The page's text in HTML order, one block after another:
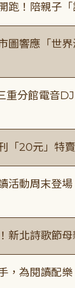
跑！陪親子「
圖響應「世
重分館電音
「20元」特
活動周末登
新北詩歌節
，為閱讀配